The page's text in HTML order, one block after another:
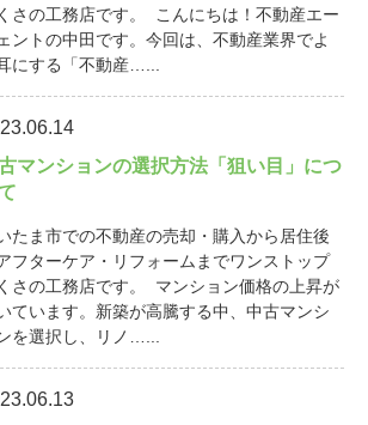
さの工務店です。 こんにちは！不動産エー
ントの中田です。今回は、不動産業界でよ
にする「不動産…...
マンションの選択方法「狙い目」につ
たま市での不動産の売却・購入から居住後
フターケア・リフォームまでワンストップ
さの工務店です。 マンション価格の上昇が
ています。新築が高騰する中、中古マンシ
を選択し、リノ…...